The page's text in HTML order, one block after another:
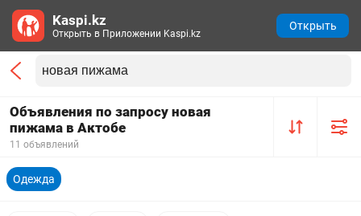
Объявления по запросу новая
пижама в Актобе
11 объявлений
Одежда
Kaspi.kz
Открыть в Приложении Kaspi.kz
Открыть